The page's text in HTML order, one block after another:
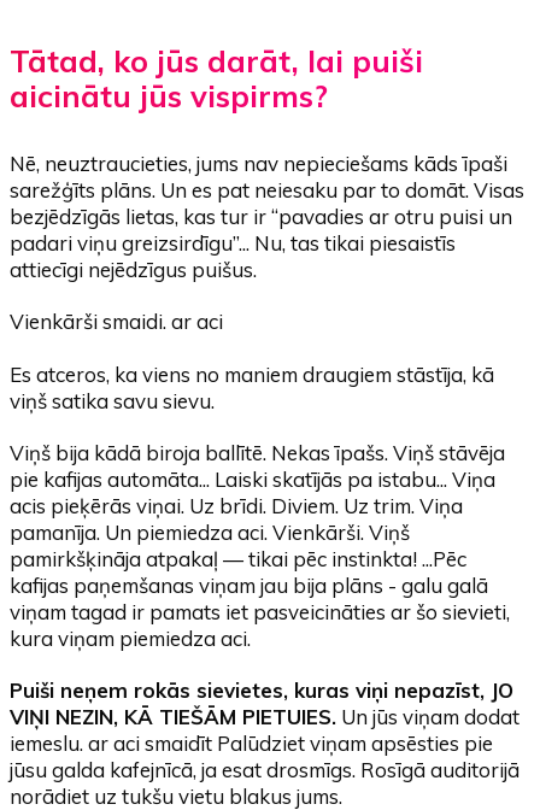
Tātad, ko jūs darāt, lai puiši
aicinātu jūs vispirms?
Nē, neuztraucieties, jums nav nepieciešams kāds īpaši
sarežģīts plāns. Un es pat neiesaku par to domāt. Visas
bezjēdzīgās lietas, kas tur ir “pavadies ar otru puisi un
padari viņu greizsirdīgu”... Nu, tas tikai piesaistīs
attiecīgi nejēdzīgus puišus.
Vienkārši smaidi. ar aci
Es atceros, ka viens no maniem draugiem stāstīja, kā
viņš satika savu sievu.
Viņš bija kādā biroja ballītē. Nekas īpašs. Viņš stāvēja
pie kafijas automāta... Laiski skatījās pa istabu... Viņa
acis pieķērās viņai. Uz brīdi. Diviem. Uz trim. Viņa
pamanīja. Un piemiedza aci. Vienkārši. Viņš
pamirkšķināja atpakaļ — tikai pēc instinkta! ...Pēc
kafijas paņemšanas viņam jau bija plāns - galu galā
viņam tagad ir pamats iet pasveicināties ar šo sievieti,
kura viņam piemiedza aci.
Puiši neņem rokās sievietes, kuras viņi nepazīst, JO
VIŅI NEZIN, KĀ TIEŠĀM PIETUIES. Un jūs viņam dodat
iemeslu. ar aci smaidīt Palūdziet viņam apsēsties pie
jūsu galda kafejnīcā, ja esat drosmīgs. Rosīgā auditorijā
norādiet uz tukšu vietu blakus jums.